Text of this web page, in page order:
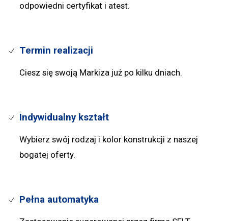
odpowiedni certyfikat i atest.
Termin realizacji
Ciesz się swoją Markiza już po kilku dniach.
Indywidualny kształt
Wybierz swój rodzaj i kolor konstrukcji z naszej
bogatej oferty.
Pełna automatyka